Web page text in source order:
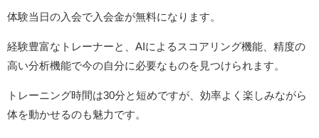
体験当日の入会で入会金が無料になります。
経験豊富なトレーナーと、AIによるスコアリング機能、精度の
高い分析機能で今の自分に必要なものを見つけられます。
トレーニング時間は30分と短めですが、効率よく楽しみながら
体を動かせるのも魅力です。